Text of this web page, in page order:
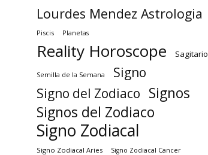
Lourdes Mendez Astrologia
Piscis Planetas
Reality Horoscope Sagitario
Semilla de la Semana
Signo
Signo del Zodiaco Signos
Signos del Zodiaco
Signo Zodiacal
Signo Zodiacal Aries Signo Zodiacal Cancer